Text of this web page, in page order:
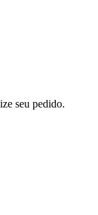
seu pedido.